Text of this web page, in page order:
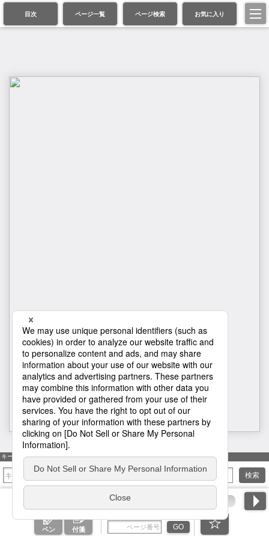
目次 ページ一覧 ページ検索 お気に入り
H1
キーワード検索
検索
ペン 付箋 GO